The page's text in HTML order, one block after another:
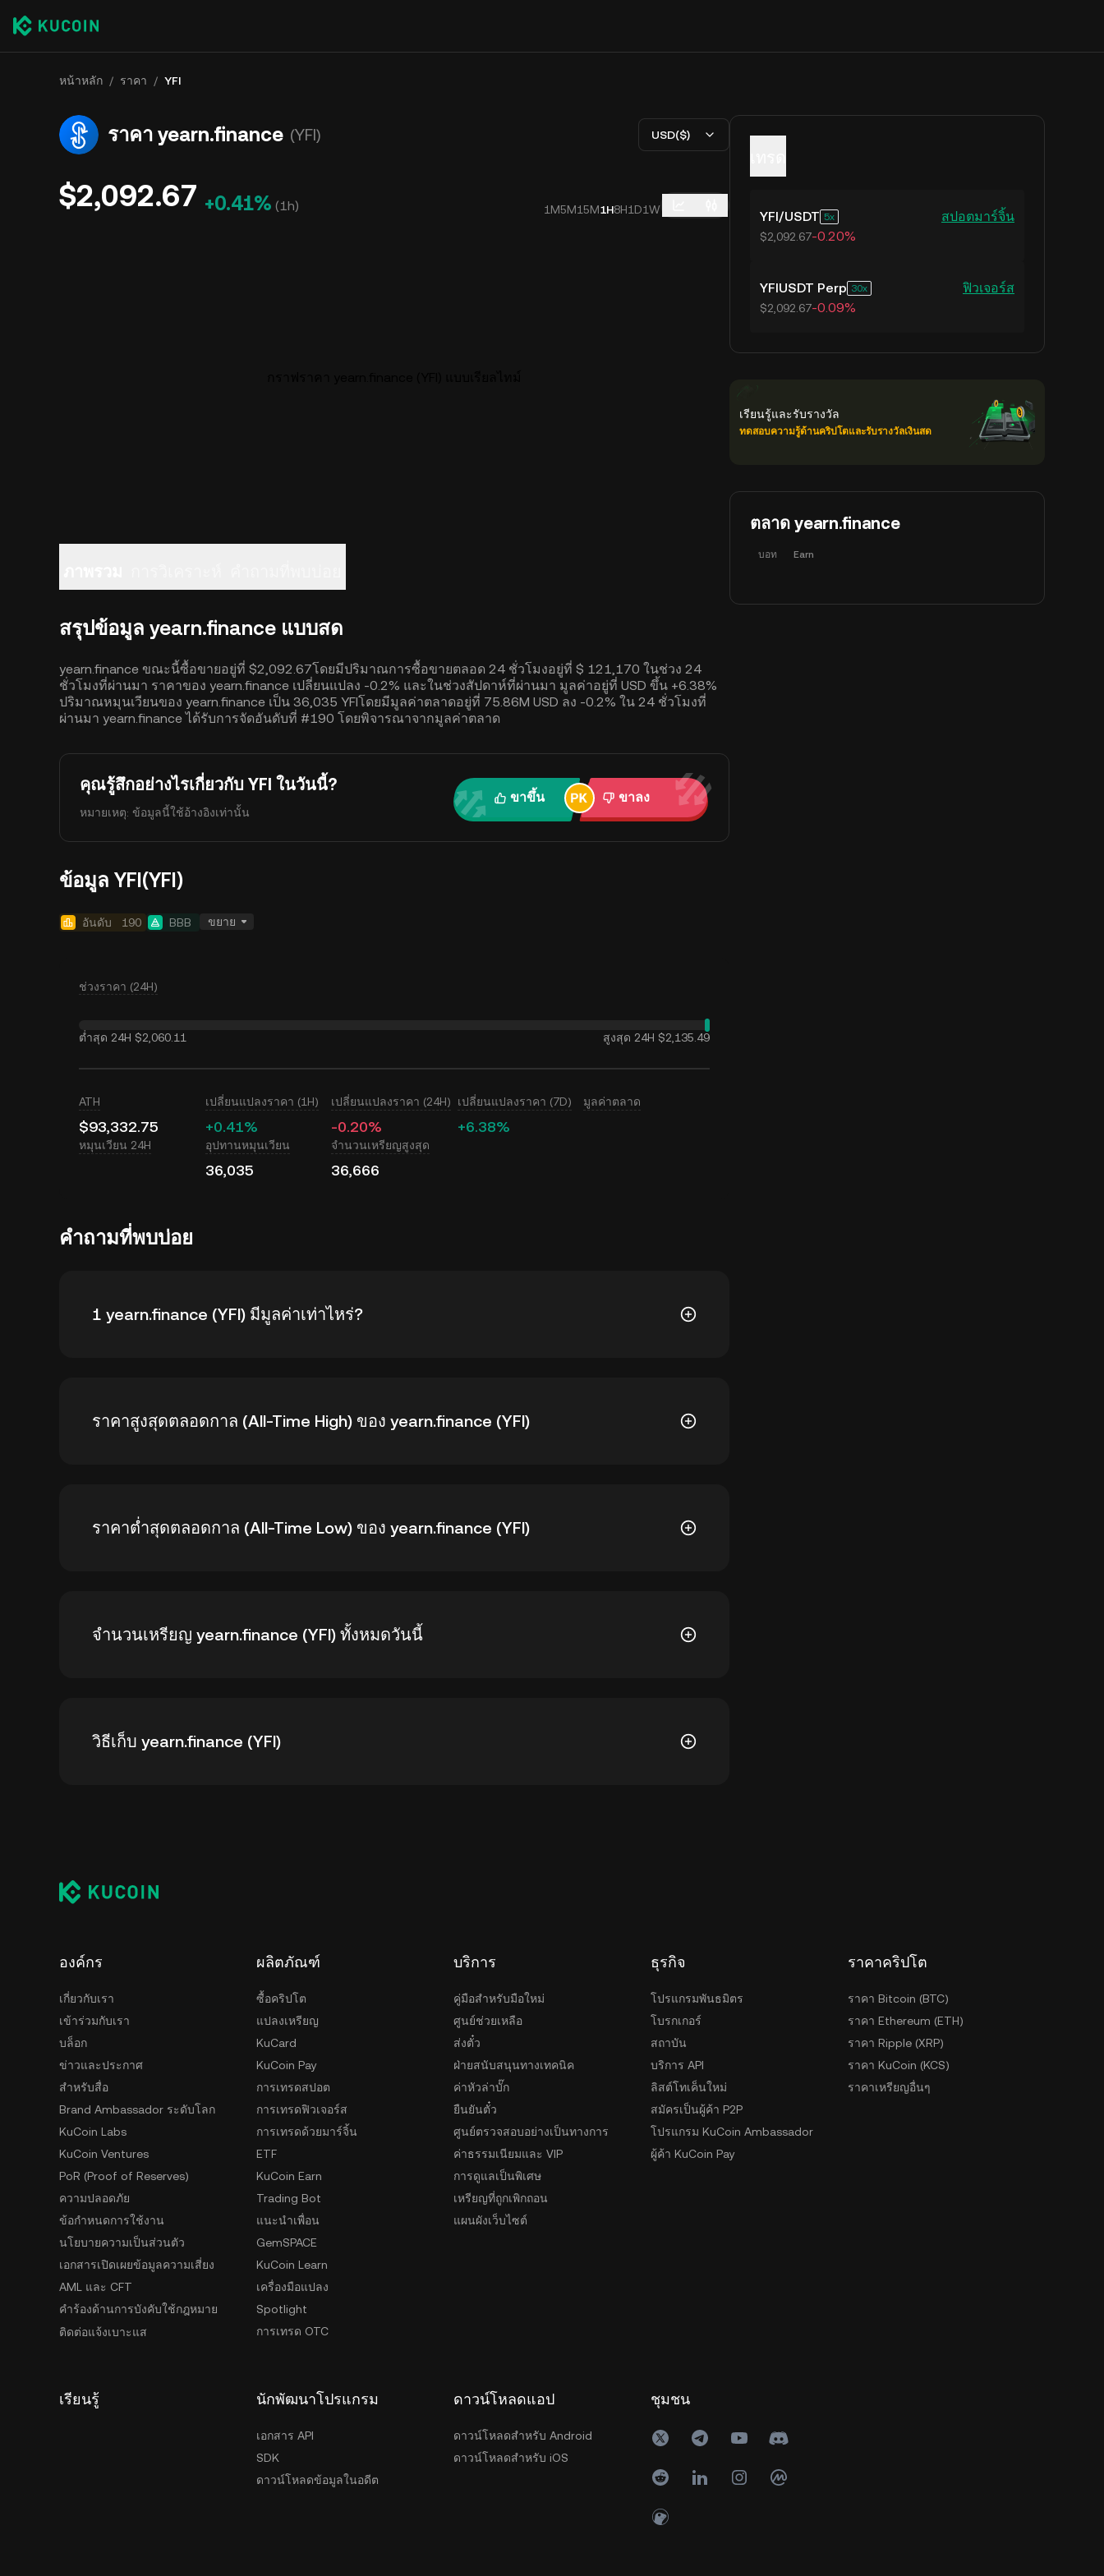
หน้าหลัก / ราคา / YFI
ราคา yearn.finance (YFI) USD($)
$2,092.67 +0.41% (1h) 1M5M15M1H8H1D1W
สรุปข้อมูล yearn.finance แบบสด
yearn.finance ขณะนี้ซื้อขายอยู่ที่ $2,092.67โดยมีปริมาณการซื้อขายตลอด 24 ชั่วโมงอยู่ที่ $ 121,170 ในช่วง 24
ชั่วโมงที่ผ่านมา ราคาของ yearn.finance เปลี่ยนแปลง -0.2% และในช่วงสัปดาห์ที่ผ่านมา มูลค่าอยู่ที่ USD ขึ้น +6.38%
ปริมาณหมุนเวียนของ yearn.finance เป็น 36,035 YFIโดยมีมูลค่าตลาดอยู่ที่ 75.86M USD ลง -0.2% ใน 24 ชั่วโมงที่
ผ่านมา yearn.finance ได้รับการจัดอันดับที่ #190 โดยพิจารณาจากมูลค่าตลาด
คุณรู้สึกอย่างไรเกี่ยวกับ YFI ในวันนี้?
หมายเหตุ: ข้อมูลนี้ใช้อ้างอิงเท่านั้น
ขาขึ้น ขาลง
ข้อมูล YFI(YFI)
อันดับ 190 BBB ขยาย
ช่วงราคา (24H)
ต่ำสุด 24H $2,060.11 สูงสุด 24H $2,135.49
ATH
$93,332.75
เปลี่ยนแปลงราคา (1H)
+0.41%
เปลี่ยนแปลงราคา (24H)
-0.20%
เปลี่ยนแปลงราคา (7D)
+6.38%
มูลค่าตลาด
หมุนเวียน 24H อุปทานหมุนเวียน
36,035
จำนวนเหรียญสูงสุด
36,666
คำถามที่พบบ่อย
1 yearn.finance (YFI) มีมูลค่าเท่าไหร่?
ได้รับผลกระทบจากอุปสงค์และอุปทานรวมถึงสภาวะตลาด ใช้เครื่องคำนวณของ KuCoin เพื่อดูอัตราแลก
ราคาสูงสุดตลอดกาล (All-Time High) ของ yearn.finance (YFI)
97.76%
ราคาต่ำสุดตลอดกาล (All-Time Low) ของ yearn.finance (YFI)
183.32%
จำนวนเหรียญ yearn.finance (YFI) ทั้งหมดวันนี้
วิธีเก็บ yearn.finance (YFI)
วอลเล็ตแบบ self-custody ได้ ทั้งในรูปแบบแอปมือถือ เบราว์เซอร์ หรืออุปกรณ์ฮาร์ดแวร์วอลเล็ตที่ช่วยเพิ่ม
YFI/USDT 5 สปอตมาร์จิ้น
$2,092.67-0.20%
YFIUSDT Perp 30 ฟิวเจอร์ส
$2,092.67-0.09%
เรียนรู้และรับรางวัล
ทดสอบความรู้ด้านคริปโตและรับรางวัลเงินสด
ตลาด yearn.finance
บอท Earn
องค์กร
เกี่ยวกับเรา
เข้าร่วมกับเรา
บล็อก
ข่าวและประกาศ
สำหรับสื่อ
Brand Ambassador ระดับโลก
KuCoin Labs
KuCoin Ventures
PoR (Proof of Reserves)
ความปลอดภัย
ข้อกำหนดการใช้งาน
นโยบายความเป็นส่วนตัว
เอกสารเปิดเผยข้อมูลความเสี่ยง
AML และ CFT
คำร้องด้านการบังคับใช้กฎหมาย
ติดต่อแจ้งเบาะแส
ผลิตภัณฑ์
ซื้อคริปโต
แปลงเหรียญ
KuCard
KuCoin Pay
การเทรดสปอต
การเทรดฟิวเจอร์ส
การเทรดด้วยมาร์จิ้น
ETF
KuCoin Earn
Trading Bot
แนะนำเพื่อน
GemSPACE
KuCoin Learn
เครื่องมือแปลง
Spotlight
การเทรด OTC
บริการ
คู่มือสำหรับมือใหม่
ศูนย์ช่วยเหลือ
ส่งตั๋ว
ฝ่ายสนับสนุนทางเทคนิค
ค่าหัวล่าบั๊ก
ยืนยันตั๋ว
ศูนย์ตรวจสอบอย่างเป็นทางการ
ค่าธรรมเนียมและ VIP
การดูแลเป็นพิเศษ
เหรียญที่ถูกเพิกถอน
แผนผังเว็บไซต์
ธุรกิจ
โปรแกรมพันธมิตร
โบรกเกอร์
สถาบัน
บริการ API
ลิสต์โทเค็นใหม่
สมัครเป็นผู้ค้า P2P
โปรแกรม KuCoin Ambassador
ผู้ค้า KuCoin Pay
ราคาคริปโต
ราคา Bitcoin (BTC)
ราคา Ethereum (ETH)
ราคา Ripple (XRP)
ราคา KuCoin (KCS)
ราคาเหรียญอื่นๆ
เรียนรู้ นักพัฒนาโปรแกรม
เอกสาร API
SDK
ดาวน์โหลดข้อมูลในอดีต
ดาวน์โหลดแอป
ดาวน์โหลดสำหรับ Android
ดาวน์โหลดสำหรับ iOS
ชุมชน